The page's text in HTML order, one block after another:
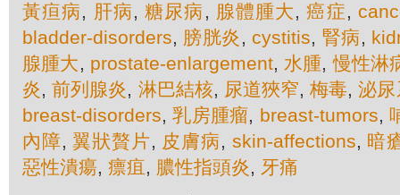
黃疸病, 肝病,糖尿病 , 腺體腫大,癌症,
bladder-disorders, 膀胱炎 , cystitis, 腎病,
腺腫大, prostate-enlargement, 水腫,慢性淋
炎,前列腺炎, 淋巴結核, 尿道狹窄,梅毒,泌
breast-disorders,乳房腫瘤, breast-tumors,
內障,翼狀贅片, 皮膚病, skin-affections, 暗
惡性潰瘍, 瘭疽, 膿性指頭炎, 牙痛